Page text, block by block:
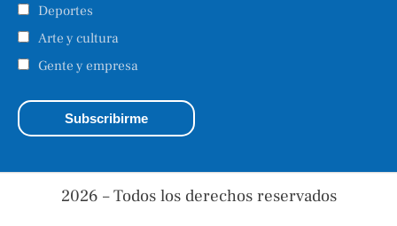
Deportes
Arte y cultura
Gente y empresa
2026 – Todos los derechos reservados